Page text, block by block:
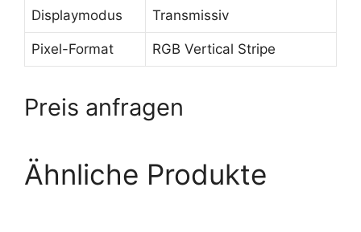
Displaymodus Transmissiv
Pixel-Format RGB Vertical Stripe
Preis anfragen
Ähnliche Produkte